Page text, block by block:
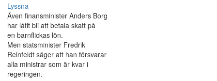
Lyssna
Även finansminister Anders Borg
har låtit bli att betala skatt på
en barnflickas lön.
Men statsminister Fredrik
Reinfeldt säger att han försvarar
alla ministrar som är kvar i
regeringen.